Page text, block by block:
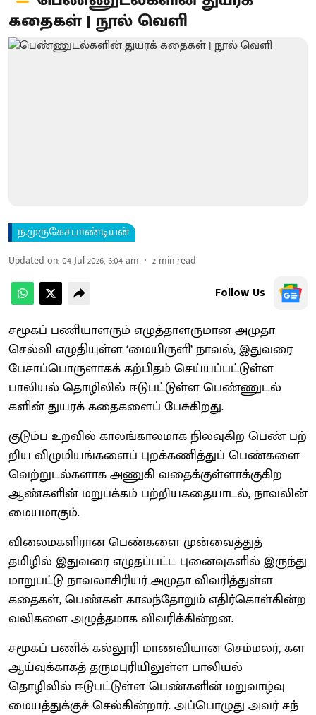
கதைகள் | நூல் வெளி
ந.முருகேசபாண்டியன்
Updated on:04 Jul 2026, 6:04 am 2 min read
Follow Us
சமூகப் பணி​யாள​ரும் எழுத்​தாள​ரு​மான அமுதா
செல்வி எழு​தி​யுள்ள ‘மை​யிருளி’ நாவல், இது​வரை
பேசாப்​பொருளாகக் கற்​பிதம் செய்​யப்​பட்​டுள்ள
பாலியல் தொழிலில் ஈடு​பட்​டுள்ள பெண்​ணுடல்​
களின் துயரக் கதைகளைப் பேசுகிறது.
குடும்ப உறவில் காலங்​கால​மாக நில​வு​கிற பெண் பற்​
றிய விழு​மி​யங்​களைப் புறக்​கணித்​துப் பெண்​களை
வெற்​றுடல்​களாக அணுகி வதைக்​குள்​ளாக்​கு​கிற
ஆண்​களின் மறு​பக்​கம் பற்​றியகதை​யாடல், நாவலின்
மைய​மாகும்.
விலைமகளி​ரான பெண்​களை முன்​வைத்​துத்
தமிழில் இது​வரை எழுதப்​பட்ட புனை​வு​களில் இருந்து
மாறு​பட்டு நாவலாசிரியர் அமுதா விவரித்​துள்ள
கதைகள், பெண்​கள் காலந்​தோறும் எதிர்​கொள்​கின்ற
வலிகளை அழுத்​த​மாக விவரிக்​கின்​றன.
சமூகப் பணிக் கல்​லூரி மாண​வி​யான செம்​மலர், கள
ஆய்​வுக்​காகத் தரு​மபுரி​யிலுள்ள பாலியல்
தொழிலில் ஈடு​பட்​டுள்ள பெண்​களின் மறு​வாழ்வு
மையத்​துக்​குச் செல்​கின்​றார். அப்​பொழுது அவர் சந்​